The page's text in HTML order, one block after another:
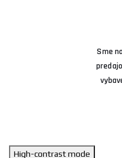
Sme
High-contrast mode